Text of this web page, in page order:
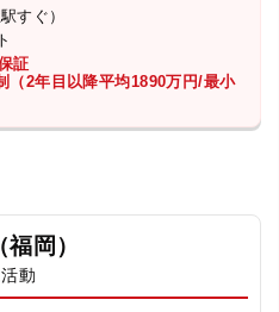
すぐ）
証
（2年目以降平均1890万円/最小
岡）
動